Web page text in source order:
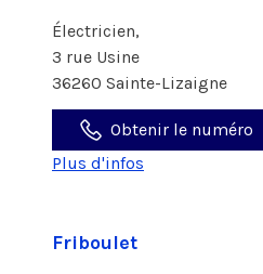
Électricien,
3 rue Usine
36260 Sainte-Lizaigne
Obtenir le numéro
Plus d'infos
Friboulet